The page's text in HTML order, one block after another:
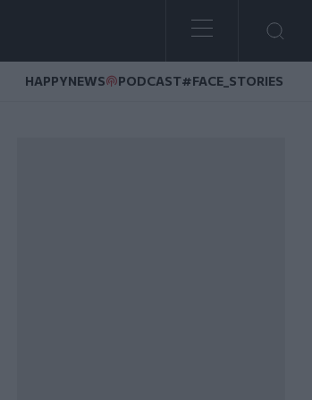
HAPPYNEWS PODCAST#FACE_STORIES